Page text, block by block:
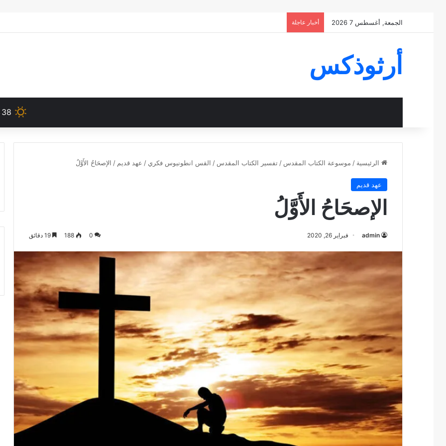
الجمعة, أغسطس 7 2026 أخبار عاجلة
أرثوذكس
38
الرئيسية / موسوعة الكتاب المقدس / تفسير الكتاب المقدس / القس انطونيوس فكري / عهد قديم / الإصحَاحُ الأَوَّلُ
عهد قديم
الإصحَاحُ الأَوَّلُ
admin فبراير 26, 2020 0
188